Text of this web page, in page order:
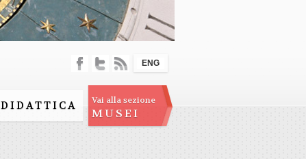
DIDATTICA Vai alla sezione
MUSEI
ENG